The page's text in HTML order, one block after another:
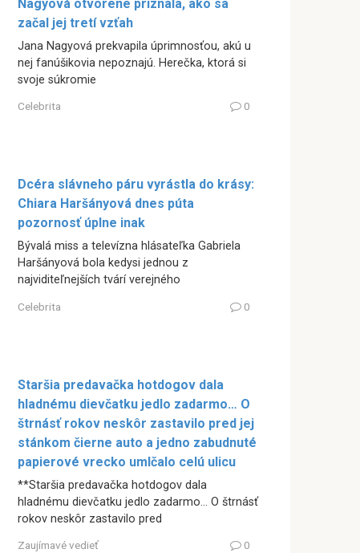
Nagyová otvorene priznala, ako sa
začal jej tretí vzťah
Jana Nagyová prekvapila úprimnosťou, akú u
nej fanúšikovia nepoznajú. Herečka, ktorá si
svoje súkromie
Celebrita 0
Dcéra slávneho páru vyrástla do krásy:
Chiara Haršányová dnes púta
pozornosť úplne inak
Bývalá miss a televízna hlásateľka Gabriela
Haršányová bola kedysi jednou z
najviditeľnejších tvárí verejného
Celebrita 0
Staršia predavačka hotdogov dala
hladnému dievčatku jedlo zadarmo… O
štrnásť rokov neskôr zastavilo pred jej
stánkom čierne auto a jedno zabudnuté
papierové vrecko umlčalo celú ulicu
**Staršia predavačka hotdogov dala
hladnému dievčatku jedlo zadarmo… O štrnásť
rokov neskôr zastavilo pred
Zaujímavé vedieť 0